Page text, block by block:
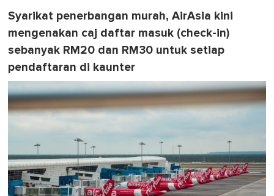
Syarikat penerbangan murah, AirAsia kini
mengenakan caj daftar masuk (check-in)
sebanyak RM20 dan RM30 untuk setiap
pendaftaran di kaunter